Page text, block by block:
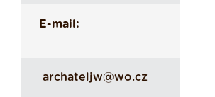
E-mail:
archateljw@wo.cz